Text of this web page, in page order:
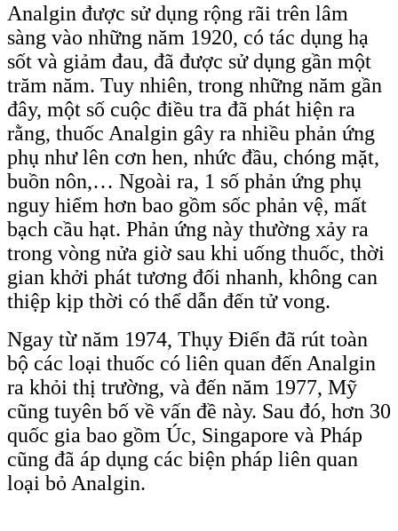
Analgin được sử dụng rộng rãi trên lâm
sàng vào những năm 1920, có tác dụng hạ
sốt và giảm đau, đã được sử dụng gần một
trăm năm. Tuy nhiên, trong những năm gần
đây, một số cuộc điều tra đã phát hiện ra
rằng, thuốc Analgin gây ra nhiều phản ứng
phụ như lên cơn hen, nhức đầu, chóng mặt,
buồn nôn,… Ngoài ra, 1 số phản ứng phụ
nguy hiểm hơn bao gồm sốc phản vệ, mất
bạch cầu hạt. Phản ứng này thường xảy ra
trong vòng nửa giờ sau khi uống thuốc, thời
gian khởi phát tương đối nhanh, không can
thiệp kịp thời có thể dẫn đến tử vong.
Ngay từ năm 1974, Thụy Điển đã rút toàn
bộ các loại thuốc có liên quan đến Analgin
ra khỏi thị trường, và đến năm 1977, Mỹ
cũng tuyên bố về vấn đề này. Sau đó, hơn 30
quốc gia bao gồm Úc, Singapore và Pháp
cũng đã áp dụng các biện pháp liên quan
loại bỏ Analgin.